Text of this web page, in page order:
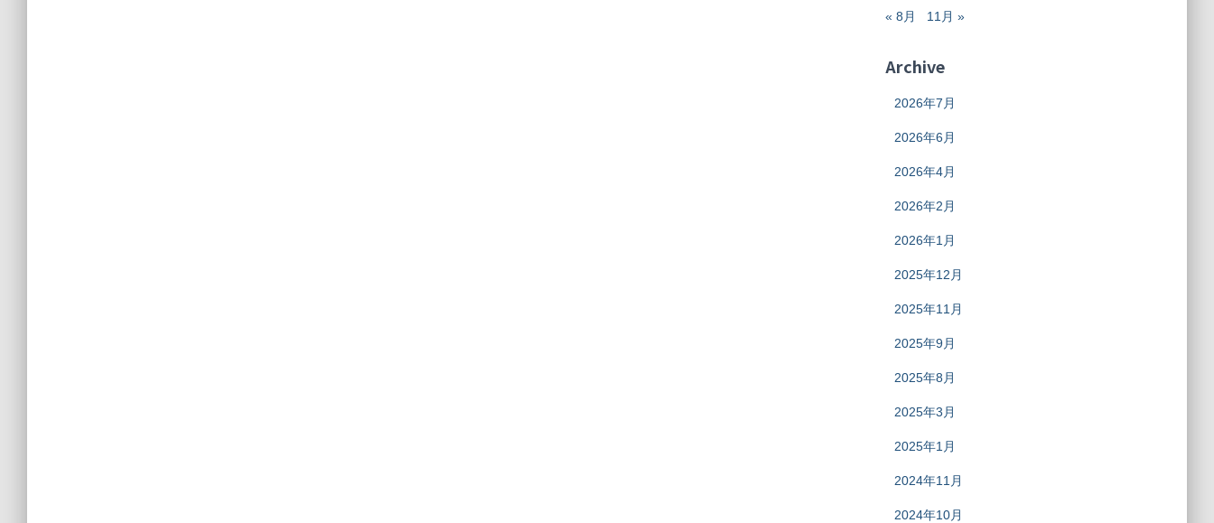
« 8月
11月 »
Archive
2026年7月
2026年6月
2026年4月
2026年2月
2026年1月
2025年12月
2025年11月
2025年9月
2025年8月
2025年3月
2025年1月
2024年11月
2024年10月